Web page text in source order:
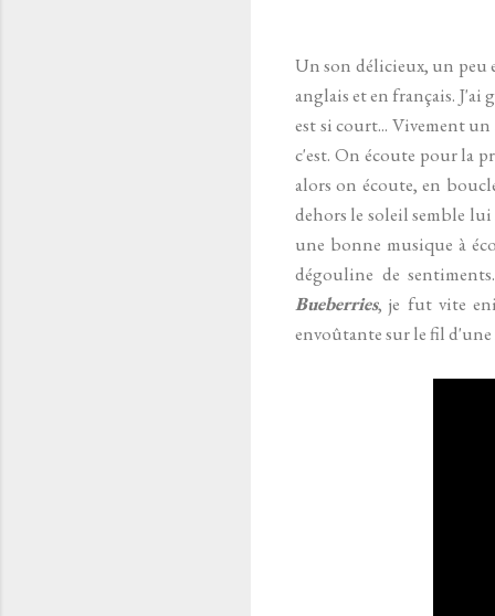
Un son délicieux, un peu
anglais et en français. J'ai
est si court... Vivement
c'est. On écoute pour la
alors on écoute, en
dehors le soleil semble
une bonne musique à
dégouline de
Bueberries, je fut vite
envoûtante sur le fil